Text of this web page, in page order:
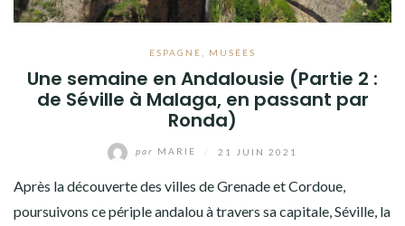
ESPAGNE MUSÉES
Une semaine en Andalousie (Partie 2 :
de Séville à Malaga, en passant par
Ronda)
par MARIE 21 JUIN 2021
Après la découverte des villes de Grenade et Cordoue,
poursuivons ce périple andalou à travers sa capitale, Séville, la